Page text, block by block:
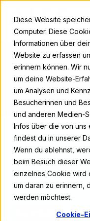
Diese Website
Computer. Diese
Informationen über
Website zu erfassen
erinnern können. Wir
um deine Website-
um Analysen und
Besucherinnen und
und anderen Medien-
Infos über die von uns
findest du in unserer
Wenn du ablehnst,
beim Besuch dieser
einzelnes Cookie wird
um daran zu erinnern,
werden möchtest.
Cookie-
Auslandsjahr